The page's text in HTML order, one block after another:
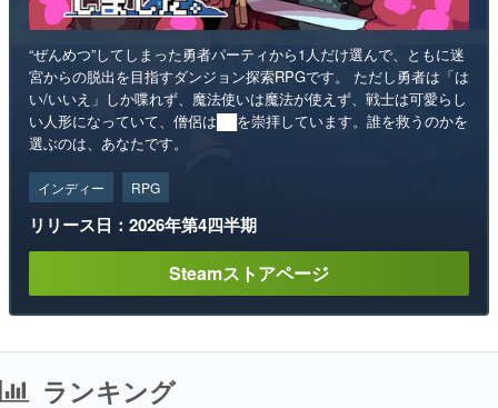
“ぜんめつ”してしまった勇者パーティから1人だけ選んで、ともに迷
宮からの脱出を目指すダンジョン探索RPGです。 ただし勇者は「は
い/いいえ」しか喋れず、魔法使いは魔法が使えず、戦士は可愛らし
い人形になっていて、僧侶は██を崇拝しています。誰を救うのかを
選ぶのは、あなたです。
インディー RPG
リリース日：2026年第4四半期
Steamストアページ
ランキング